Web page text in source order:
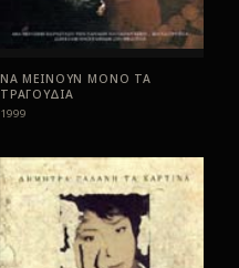
ΝΑ ΜΕΙΝΟΥΝ ΜΟΝΟ ΤΑ
ΤΡΑΓΟΥΔΙΑ
1999